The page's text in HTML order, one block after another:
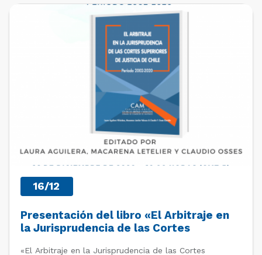
16/12
Presentación del libro «El Arbitraje en
la Jurisprudencia de las Cortes
«El Arbitraje en la Jurisprudencia de las Cortes